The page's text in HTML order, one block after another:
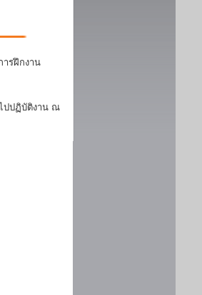
รฝึกงาน
ปปฏิบัติงาน ณ